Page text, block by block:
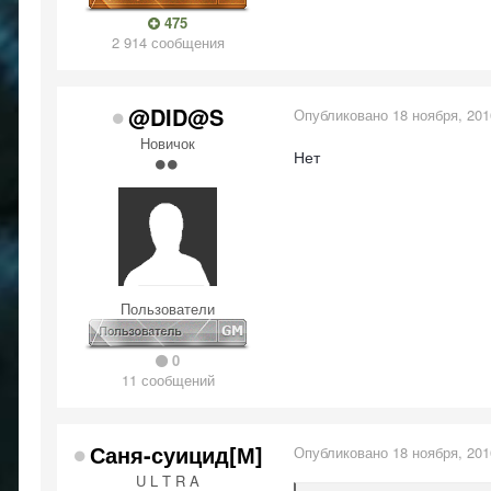
475
2 914 сообщения
@DID@S
Новичок
Пользователи
0
11 сообщений
Опубликовано 18 ноября,
Нет
Саня-суицид[М]
U L T R A
Опубликовано 18 ноября,